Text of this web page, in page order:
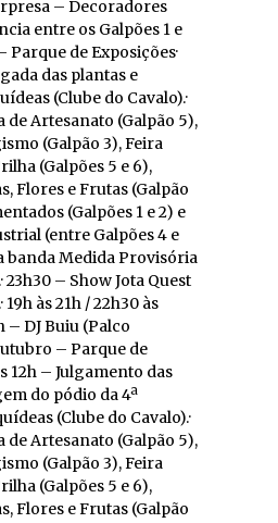
– Decoradores
entre os Galpões 1 e
Parque de Exposições·
das plantas e
(Clube do Cavalo).·
de Artesanato (Galpão 5),
(Galpão 3), Feira
(Galpões 5 e 6),
Flores e Frutas (Galpão
(Galpões 1 e 2) e
(entre Galpões 4 e
– DJ Buiu (Palco
– Parque de
do pódio da 4ª
(Clube do Cavalo).·
de Artesanato (Galpão 5),
(Galpão 3), Feira
(Galpões 5 e 6),
Flores e Frutas (Galpão